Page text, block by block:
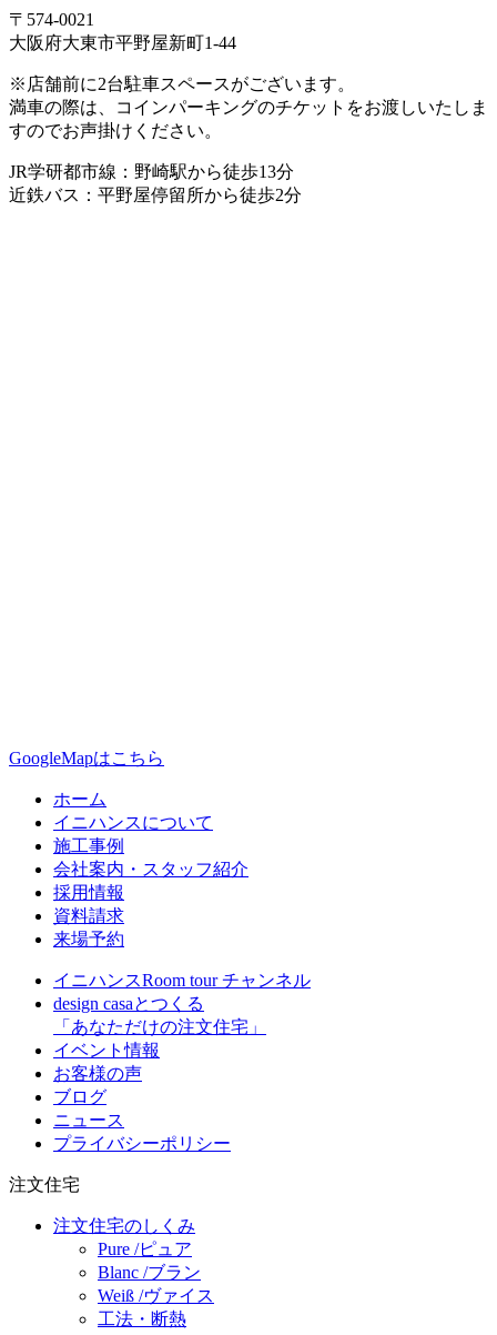
〒574-0021
大阪府大東市平野屋新町1-44
※店舗前に2台駐車スペースがございます。
満車の際は、コインパーキングのチケットをお渡しいたしま
すのでお声掛けください。
JR学研都市線：野崎駅から徒歩13分
近鉄バス：平野屋停留所から徒歩2分
GoogleMapはこちら
ホーム
イニハンスについて
施工事例
会社案内・スタッフ紹介
採用情報
資料請求
来場予約
イニハンスRoom tour チャンネル
design casaとつくる
「あなただけの注文住宅」
イベント情報
お客様の声
ブログ
ニュース
プライバシーポリシー
注文住宅
注文住宅のしくみ
Pure /ピュア
Blanc /ブラン
Weiß /ヴァイス
工法・断熱